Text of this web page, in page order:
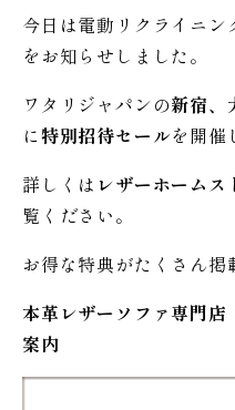
今日は電動リクライニン
をお知らせしました。
ワタリジャパンの新宿、
に特別招待セールを開催
詳しくは レザーホームス
覧ください。
お得な特典がたくさん掲
本革レザーソファ専門店
案内